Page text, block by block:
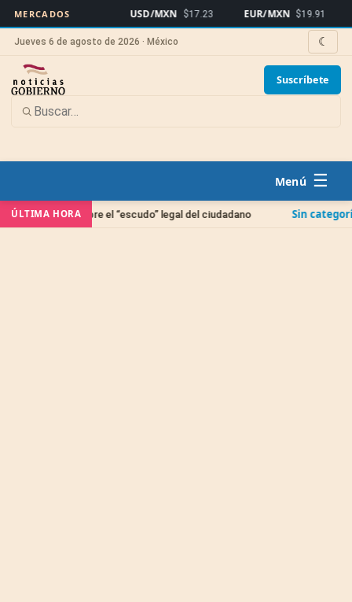
MERCADOS USD/MXN $17.23 EUR/MXN $19.91
Jueves 6 de agosto de 2026 · México ☾
Suscríbete
☰
ÚLTIMA HORA
sobre el “escudo” legal del ciudadano Sin categoríaRegistro